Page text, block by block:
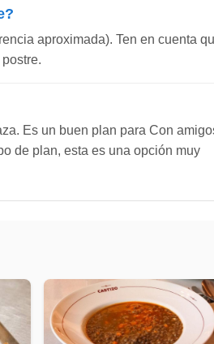
aproximada). Ten en cuenta
Es un buen plan para Con
de plan, esta es una opción muy